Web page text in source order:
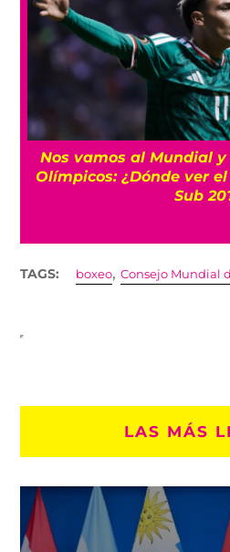
Nos vamos al Mundial
Olímpicos: ¿Dónde ver
Sub
TAGS: boxeo,Consejo Mundial
LAS MÁS